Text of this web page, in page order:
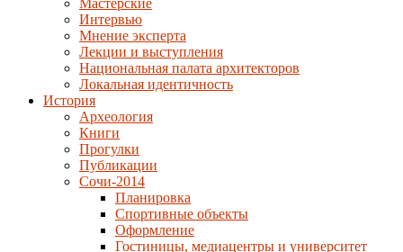
Мастерские
Интервью
Мнение эксперта
Лекции и выступления
Национальная палата архитекторов
Локальная идентичность
История
Археология
Книги
Прогулки
Публикации
Сочи-2014
Планировка
Спортивные объекты
Оформление
Гостиницы, медиацентры и университет